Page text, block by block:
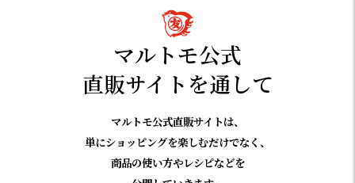
マルトモ公式
直販サイトを通して
マルトモ公式直販サイトは、
単にショッピングを楽しむだけでなく、
商品の使い方やレシピなどを